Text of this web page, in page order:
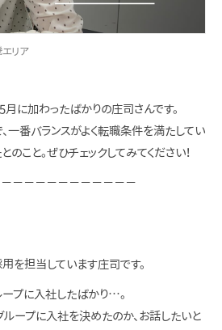
リア
に加わったばかりの庄司さんです。
一番バランスがよく転職条件を満たしてい
のこと。ぜひチェックしてみてください！
－－－－－－－－－－－
を担当しています庄司です。
プに入社したばかり…。
ープに入社を決めたのか、お話したいと